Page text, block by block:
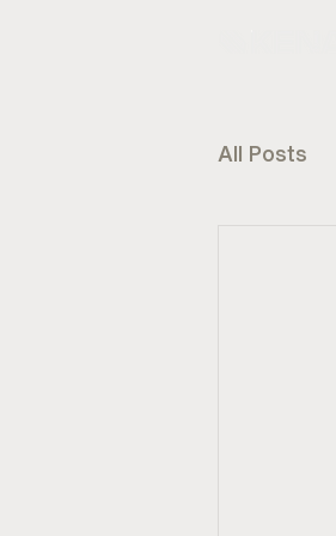
All Posts